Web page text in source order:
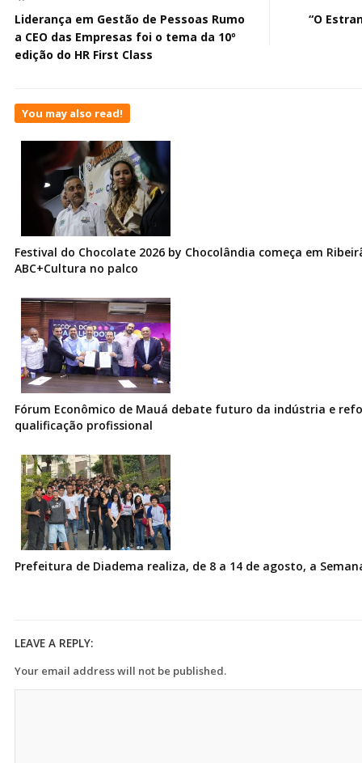
Liderança em Gestão de Pessoas Rumo
a CEO das Empresas foi o tema da 10º
edição do HR First Class
“O
You may also read!
Festival do Chocolate 2026 by Chocolândia começa em
ABC+Cultura no palco
Fórum Econômico de Mauá debate futuro da indústria e
qualificação profissional
Prefeitura de Diadema realiza, de 8 a 14 de agosto, a
LEAVE A REPLY:
Your email address will not be published.